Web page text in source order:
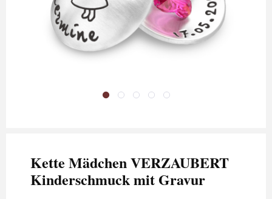
Kette Mädchen VERZAUBERT
Kinderschmuck mit Gravur